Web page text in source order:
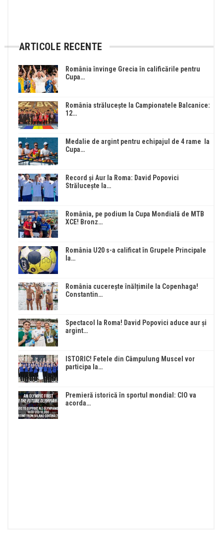
ARTICOLE RECENTE
România învinge Grecia în calificările pentru
Cupa…
România strălucește la Campionatele Balcanice:
12…
Medalie de argint pentru echipajul de 4 rame la
Cupa…
Record și Aur la Roma: David Popovici
Strălucește la…
România, pe podium la Cupa Mondială de MTB
XCE! Bronz…
România U20 s-a calificat în Grupele Principale
la…
România cucerește înălțimile la Copenhaga!
Constantin…
Spectacol la Roma! David Popovici aduce aur și
argint…
ISTORIC! Fetele din Câmpulung Muscel vor
participa la…
Premieră istorică în sportul mondial: CIO va
acorda…